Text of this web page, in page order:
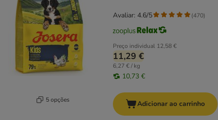
5 opções
Preço individual 12,58 €
11,29 €
6,27 € / kg
10,73 €
Avaliar: 4.6/5 (470)
Adicionar ao carrinho